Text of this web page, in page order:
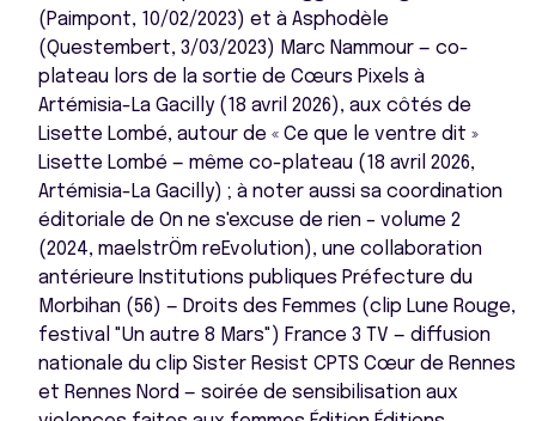
(Paimpont, 10/02/2023) et à Asphodèle
(Questembert, 3/03/2023) Marc Nammour — co-
plateau lors de la sortie de Cœurs Pixels à
Artémisia-La Gacilly (18 avril 2026), aux côtés de
Lisette Lombé, autour de « Ce que le ventre dit »
Lisette Lombé — même co-plateau (18 avril 2026,
Artémisia-La Gacilly) ; à noter aussi sa coordination
éditoriale de On ne s'excuse de rien – volume 2
(2024, maelstrÖm reEvolution), une collaboration
antérieure Institutions publiques Préfecture du
Morbihan (56) — Droits des Femmes (clip Lune Rouge,
festival "Un autre 8 Mars") France 3 TV — diffusion
nationale du clip Sister Resist CPTS Cœur de Rennes
et Rennes Nord — soirée de sensibilisation aux